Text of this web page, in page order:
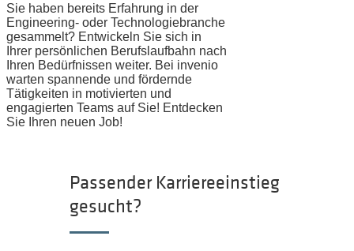
Sie haben bereits Erfahrung in der
Engineering- oder Technologiebranche
gesammelt? Entwickeln Sie sich in
Ihrer persönlichen Berufslaufbahn nach
Ihren Bedürfnissen weiter. Bei invenio
warten spannende und fördernde
Tätigkeiten in motivierten und
engagierten Teams auf Sie! Entdecken
Sie Ihren neuen Job!
Passender Karriereeinstieg
gesucht?